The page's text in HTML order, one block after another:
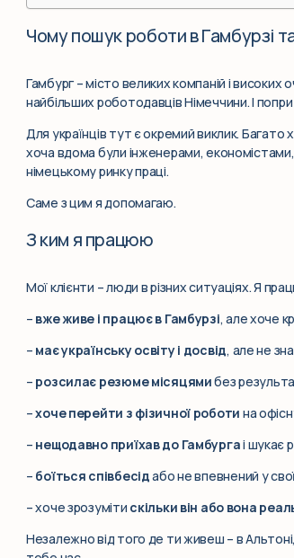
Чому пошук роботи в Гамбурзі
Гамбург – місто великих компаній і
найбільших роботодавців Німеччини. І
Для українців тут є окремий виклик.
хоча вдома були інженерами,
німецькому ринку праці.
Саме з цим я допомагаю.
З ким я працюю
Мої клієнти – люди в різних ситуаціях. Я
– вже живе і працює в Гамбурзі, але хоче
– має українську освіту і досвід, але не
– розсилає резюме місяцямибез
–хоче перейти з фізичної роботи на
– нещодавно приїхав до Гамбургаі шукає
– боїться співбесідабо не впевнений у
– хоче зрозуміти скільки він або вона
Незалежно від того де ти живеш – в